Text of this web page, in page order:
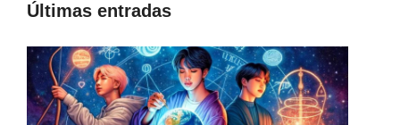
Últimas entradas